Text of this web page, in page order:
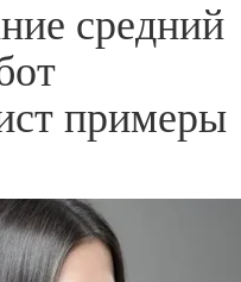
средний
примеры